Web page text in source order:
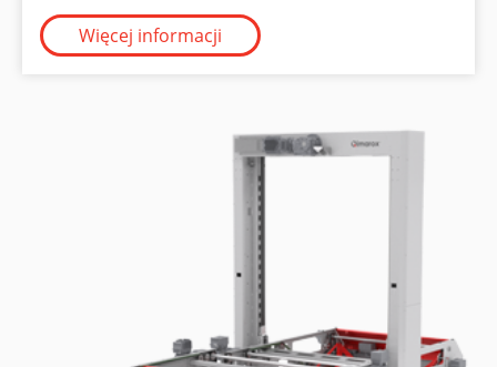
Więcej informacji